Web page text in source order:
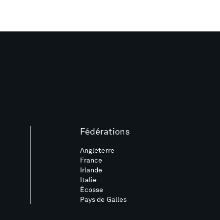
Fédérations
Angleterre
France
Irlande
Italie
Écosse
Pays de Galles